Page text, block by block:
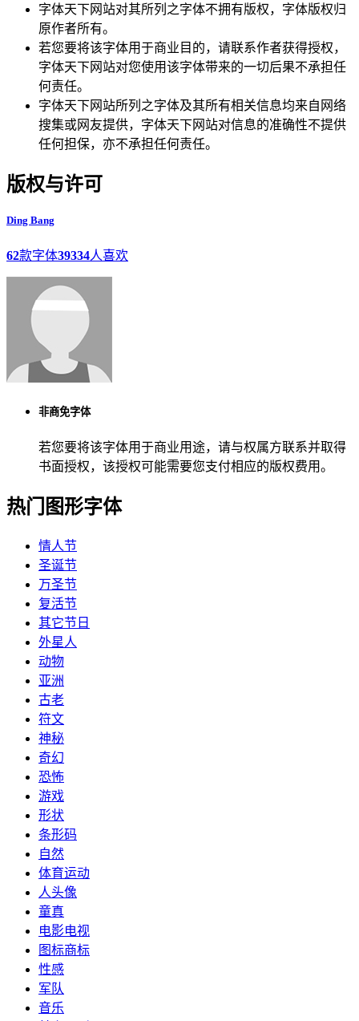
字体天下网站对其所列之字体不拥有版权，字体版权归
原作者所有。
若您要将该字体用于商业目的，请联系作者获得授权，
字体天下网站对您使用该字体带来的一切后果不承担任
何责任。
字体天下网站所列之字体及其所有相关信息均来自网络
搜集或网友提供，字体天下网站对信息的准确性不提供
任何担保，亦不承担任何责任。
版权与许可
Ding Bang
62款字体39334人喜欢
非商免字体
若您要将该字体用于商业用途，请与权属方联系并取得
书面授权，该授权可能需要您支付相应的版权费用。
热门图形字体
情人节
圣诞节
万圣节
复活节
其它节日
外星人
动物
亚洲
古老
符文
神秘
奇幻
恐怖
游戏
形状
条形码
自然
体育运动
人头像
童真
电影电视
图标商标
性感
军队
音乐